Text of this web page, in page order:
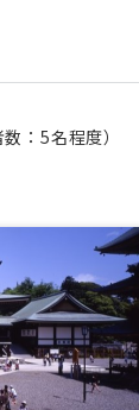
：5名程度）